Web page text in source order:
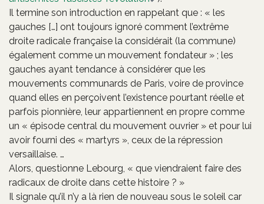
Il termine son introduction en rappelant que : « les
gauches […] ont toujours ignoré comment l’extrême
droite radicale française la considérait (la commune)
également comme un mouvement fondateur » ; les
gauches ayant tendance à considérer que les
mouvements communards de Paris, voire de province
quand elles en perçoivent l’existence pourtant réelle et
parfois pionnière, leur appartiennent en propre comme
un « épisode central du mouvement ouvrier » et pour lui
avoir fourni des « martyrs », ceux de la répression
versaillaise. …
Alors, questionne Lebourg, « que viendraient faire des
radicaux de droite dans cette histoire ? »
Il signale qu’il n’y a là rien de nouveau sous le soleil car